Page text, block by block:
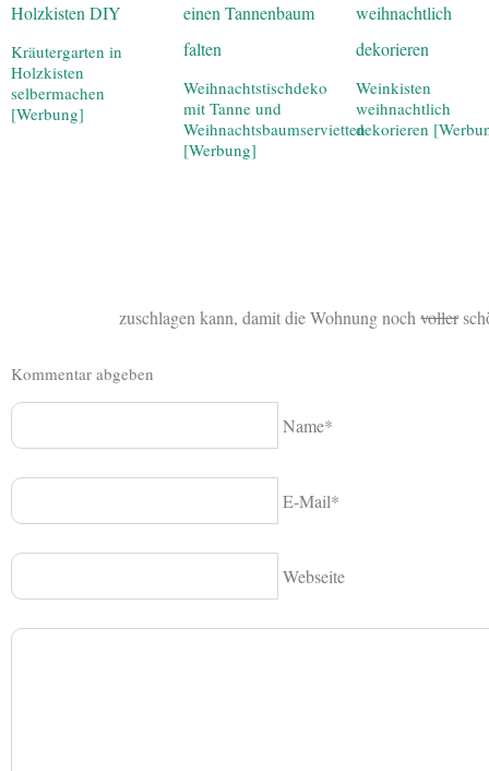
Kräutergarten in
Holzkisten
selbermachen
[Werbung]
Weihnachtstischdeko
mit Tanne und
Weihnachtsbaumservietten
[Werbung]
Weinkisten
weihnachtlich
dekorieren
zuschlagen kann, damit die Wohnung nochvoller
Kommentar abgeben
Name*
E-Mail*
Webseite